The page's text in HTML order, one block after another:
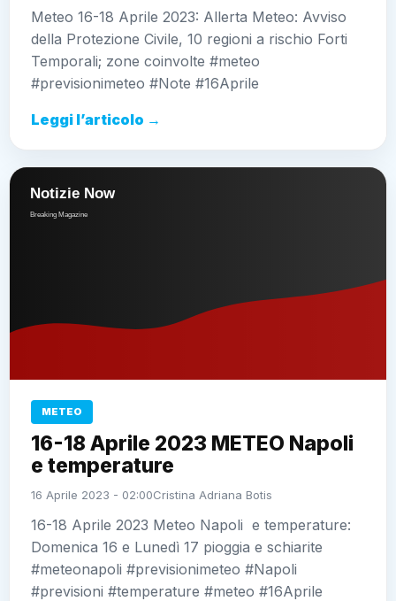
Meteo 16-18 Aprile 2023: Allerta Meteo: Avviso
della Protezione Civile, 10 regioni a rischio Forti
Temporali; zone coinvolte #meteo
#previsionimeteo #Note #16Aprile
Leggi l’articolo →
METEO
16-18 Aprile 2023 METEO Napoli
e temperature
16 Aprile 2023 - 02:00Cristina Adriana Botis
16-18 Aprile 2023 Meteo Napoli e temperature:
Domenica 16 e Lunedì 17 pioggia e schiarite
#meteonapoli #previsionimeteo #Napoli
#previsioni #temperature #meteo #16Aprile